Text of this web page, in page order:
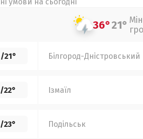
36°21°
/21° Білгород-Дністровський
/22° Ізмаїл
/23° Подільськ